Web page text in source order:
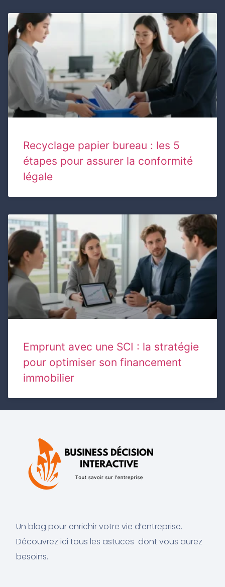
Recyclage papier bureau : les 5
étapes pour assurer la conformité
légale
Emprunt avec une SCI : la stratégie
pour optimiser son financement
immobilier
Un blog pour enrichir votre vie d’entreprise.
Découvrez ici tous les astuces dont vous aurez
besoins.